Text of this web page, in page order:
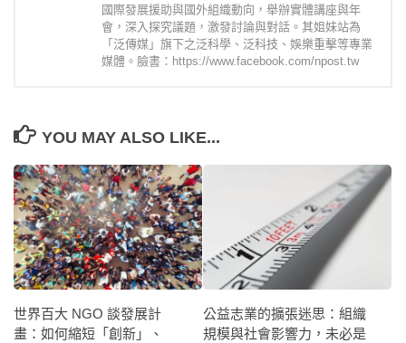
國際發展援助與國外組織動向，舉辦實體講座與年
會，深入探究議題，激發討論與對話。其姐妹站為
「泛傳媒」旗下之泛科學、泛科技、娛樂重擊等專業
媒體。臉書：https://www.facebook.com/npost.tw
YOU MAY ALSO LIKE...
世界百大 NGO 談發展計
畫：如何縮短「創新」、
公益志業的擴張迷思：組織
規模與社會影響力，未必是